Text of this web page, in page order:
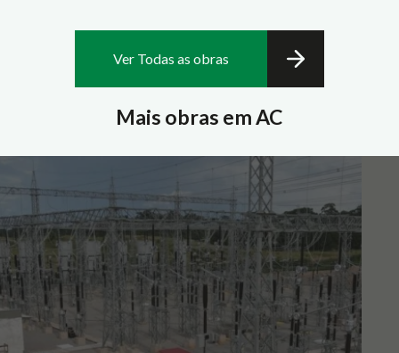
Mais obras em AC
Ver Todas as obras